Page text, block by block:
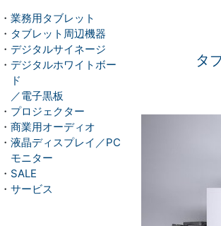
タ
・ 業務用タブレット
・ タブレット周辺機器
・ デジタルサイネージ
・ デジタルホワイトボー
ド
／電子黒板
・ プロジェクター
・ 商業用オーディオ
・ 液晶ディスプレイ／PC
モニター
・ SALE
・ サービス